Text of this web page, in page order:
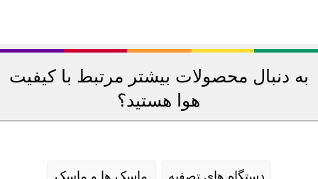
به دنبال محصولات بیشتر مرتبط با کیفیت
هوا هستید؟